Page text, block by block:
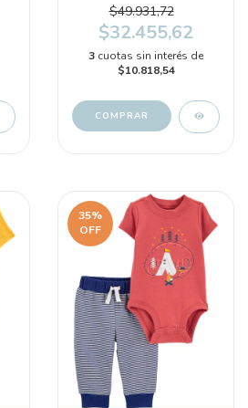
$49.931,72
$32.455,62
3 cuotas sin interés de
$10.818,54
COMPRAR
35%
OFF